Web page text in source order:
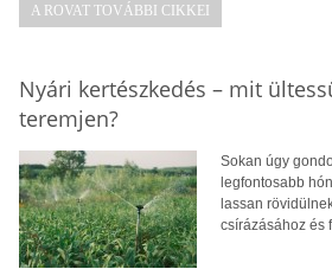
A ROVAT TOVÁBBI CIKKEI
Nyári kertészkedés – mit
teremjen?
Sokan úgy
legfontosabb
lassan
csírázásához és